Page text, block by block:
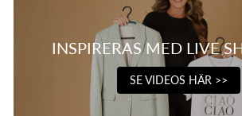
INSPIRERAS MED LIVE
SE VIDEOS HÄR >>